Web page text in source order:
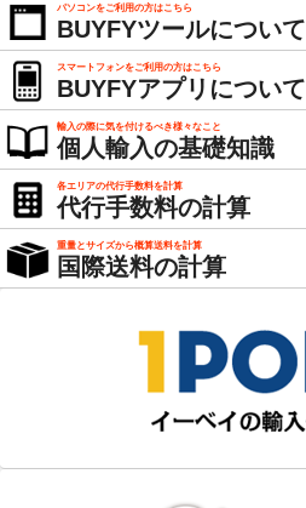
パソコンをご利用の方はこちら
BUYFYツールについて
スマートフォンをご利用の方はこちら
BUYFYアプリについて
輸入の際に気を付けるべき様々なこと
個人輸入の基礎知識
各エリアの代行手数料を計算
代行手数料の計算
重量とサイズから概算送料を計算
国際送料の計算